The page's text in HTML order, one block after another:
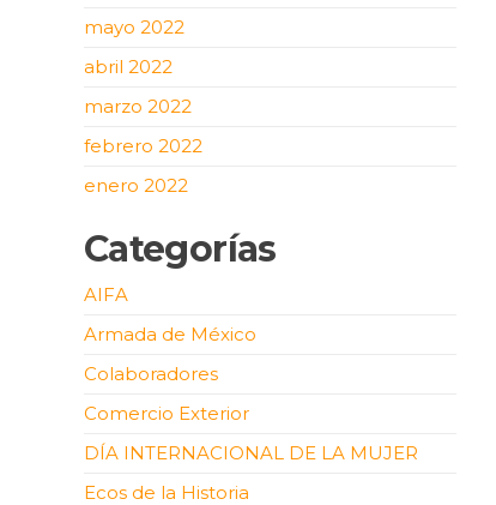
mayo 2022
abril 2022
marzo 2022
febrero 2022
enero 2022
Categorías
AIFA
Armada de México
Colaboradores
Comercio Exterior
DÍA INTERNACIONAL DE LA MUJER
Ecos de la Historia